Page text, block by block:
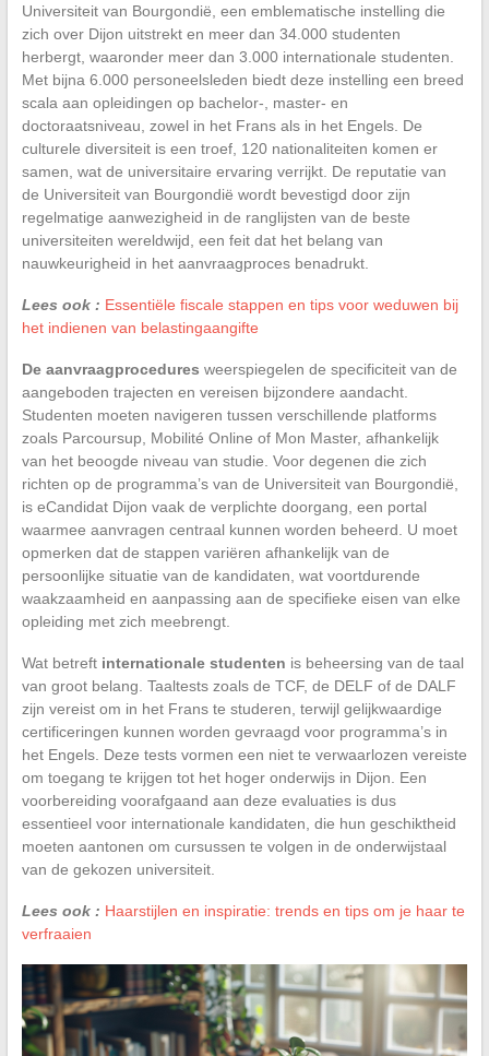
Universiteit van Bourgondië, een emblematische instelling die
zich over Dijon uitstrekt en meer dan 34.000 studenten
herbergt, waaronder meer dan 3.000 internationale studenten.
Met bijna 6.000 personeelsleden biedt deze instelling een breed
scala aan opleidingen op bachelor-, master- en
doctoraatsniveau, zowel in het Frans als in het Engels. De
culturele diversiteit is een troef, 120 nationaliteiten komen er
samen, wat de universitaire ervaring verrijkt. De reputatie van
de Universiteit van Bourgondië wordt bevestigd door zijn
regelmatige aanwezigheid in de ranglijsten van de beste
universiteiten wereldwijd, een feit dat het belang van
nauwkeurigheid in het aanvraagproces benadrukt.
Lees ook : Essentiële fiscale stappen en tips voor weduwen bij
het indienen van belastingaangifte
De aanvraagprocedures weerspiegelen de specificiteit van de
aangeboden trajecten en vereisen bijzondere aandacht.
Studenten moeten navigeren tussen verschillende platforms
zoals Parcoursup, Mobilité Online of Mon Master, afhankelijk
van het beoogde niveau van studie. Voor degenen die zich
richten op de programma’s van de Universiteit van Bourgondië,
is eCandidat Dijon vaak de verplichte doorgang, een portal
waarmee aanvragen centraal kunnen worden beheerd. U moet
opmerken dat de stappen variëren afhankelijk van de
persoonlijke situatie van de kandidaten, wat voortdurende
waakzaamheid en aanpassing aan de specifieke eisen van elke
opleiding met zich meebrengt.
Wat betreft internationale studenten is beheersing van de taal
van groot belang. Taaltests zoals de TCF, de DELF of de DALF
zijn vereist om in het Frans te studeren, terwijl gelijkwaardige
certificeringen kunnen worden gevraagd voor programma’s in
het Engels. Deze tests vormen een niet te verwaarlozen vereiste
om toegang te krijgen tot het hoger onderwijs in Dijon. Een
voorbereiding voorafgaand aan deze evaluaties is dus
essentieel voor internationale kandidaten, die hun geschiktheid
moeten aantonen om cursussen te volgen in de onderwijstaal
van de gekozen universiteit.
Lees ook : Haarstijlen en inspiratie: trends en tips om je haar te
verfraaien